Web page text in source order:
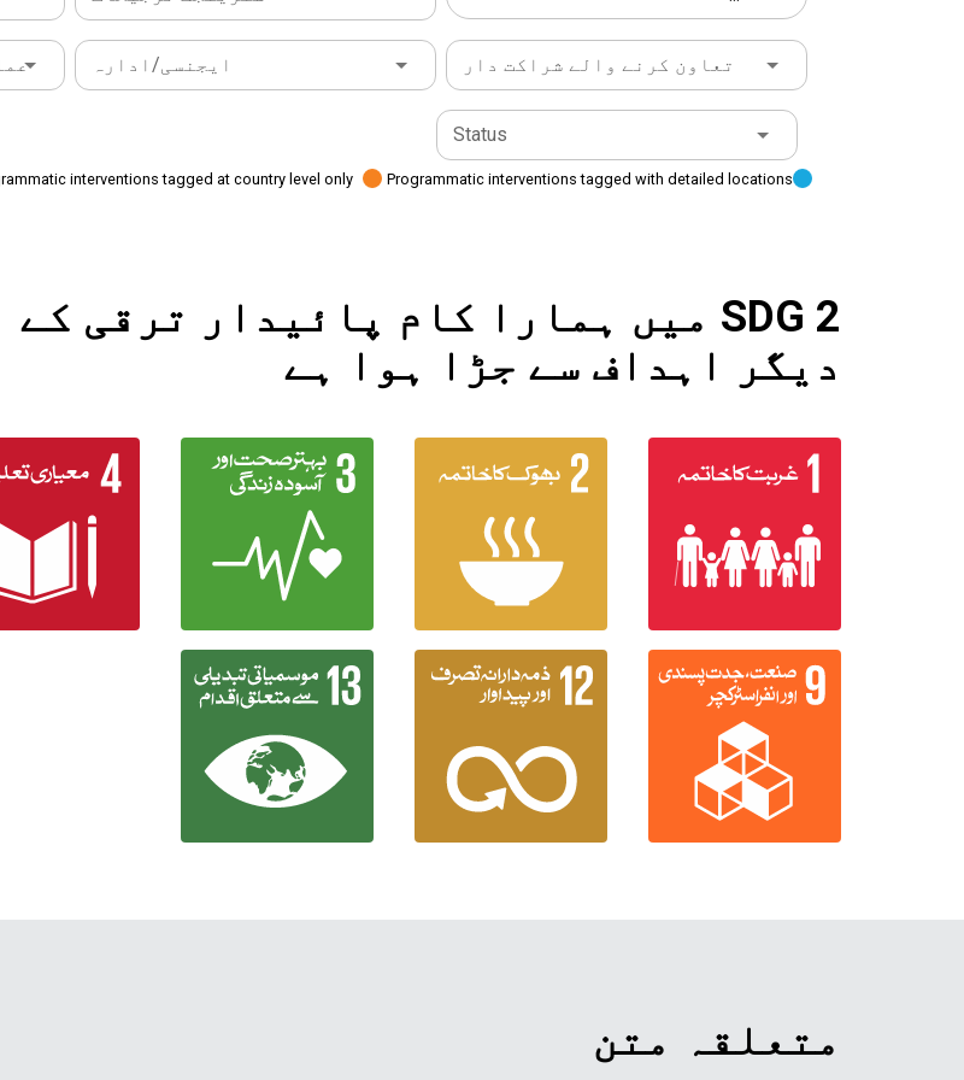
تعاون کرنے والے شراکت دار ایجنسی/ادارہ
Status
Programmatic interventions tagged with detailed locations
interventions tagged at country level only
SDG 2 میں ہمارا کام پائیدار ترقی کے
دیگر اہداف سے جڑا ہوا ہے
متعلقہ متن